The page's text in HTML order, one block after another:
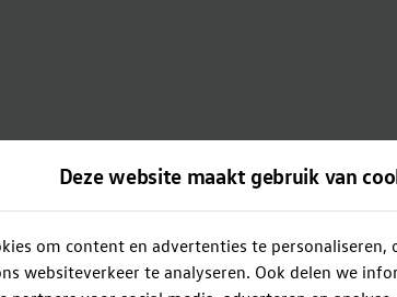
Deze website maakt gebruik van
om content en advertenties te personaliseren,
websiteverkeer te analyseren. Ook delen we